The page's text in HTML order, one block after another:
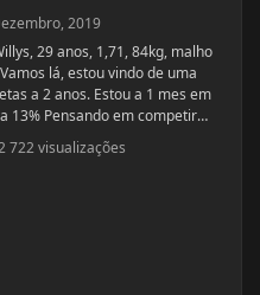
2019
Estou a 1 mes em
competir
se tudo ocorrer bem até abril.
os exames
722 visualizações